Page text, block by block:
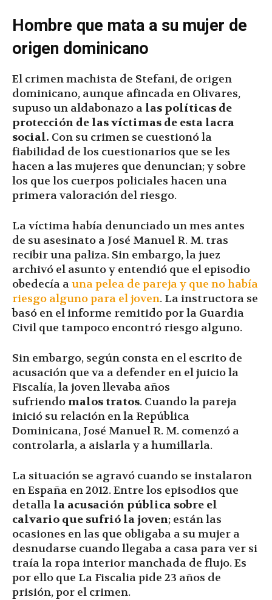
Hombre que mata a su mujer de
origen dominicano
El crimen machista de Stefani, de origen
dominicano, aunque afincada en Olivares,
supuso un aldabonazo a las políticas de
protección de las víctimas de esta lacra
social. Con su crimen se cuestionó la
fiabilidad de los cuestionarios que se les
hacen a las mujeres que denuncian; y sobre
los que los cuerpos policiales hacen una
primera valoración del riesgo.
La víctima había denunciado un mes antes
de su asesinato a José Manuel R. M. tras
recibir una paliza. Sin embargo, la juez
archivó el asunto y entendió que el episodio
obedecía auna pelea de pareja y que no había
riesgo alguno para el joven. La instructora se
basó en el informe remitido por la Guardia
Civil que tampoco encontró riesgo alguno.
Sin embargo, según consta en el escrito de
acusación que va a defender en el juicio la
Fiscalía, la joven llevaba años
sufriendo malos tratos. Cuando la pareja
inició su relación en la República
Dominicana, José Manuel R. M. comenzó a
controlarla, a aislarla y a humillarla.
La situación se agravó cuando se instalaron
en España en 2012. Entre los episodios que
detalla la acusación pública sobre el
calvario que sufrió la joven; están las
ocasiones en las que obligaba a su mujer a
desnudarse cuando llegaba a casa para ver si
traía la ropa interior manchada de flujo. Es
por ello que La Fiscalia pide 23 años de
prisión, por el crimen.